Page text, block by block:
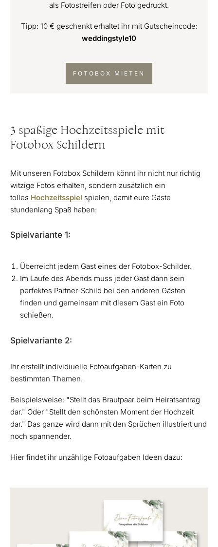
als Fotostreifen oder Foto gedruckt.
Tipp: 10 € geschenkt erhaltet ihr mit Gutscheincode:
weddingstyle10
FOTOBOX MIETEN
3 spaßige Hochzeitsspiele mit
Fotobox Schildern
Mit unseren Fotobox Schildern könnt ihr nicht nur richtig
witzige Fotos erhalten, sondern zusätzlich ein
tolles Hochzeitsspiel spielen, damit eure Gäste
stundenlang Spaß haben:
Spielvariante 1:
Überreicht jedem Gast eines der Fotobox-Schilder.
Im Laufe des Abends muss jeder Gast dann sein
perfektes Partner-Schild bei den anderen Gästen
finden und gemeinsam mit diesem Gast ein Foto
schießen.
Spielvariante 2:
Ihr erstellt individiuelle Fotoaufgaben-Karten zu
bestimmten Themen.
Beispielsweise: "Stellt das Brautpaar beim Heiratsantrag
dar." Oder "Stellt den schönsten Moment der Hochzeit
dar." Das ganze wird dann mit den Sprüchen illustriert und
noch spannender.
Hier findet ihr unzählige Fotoaufgaben Ideen dazu: